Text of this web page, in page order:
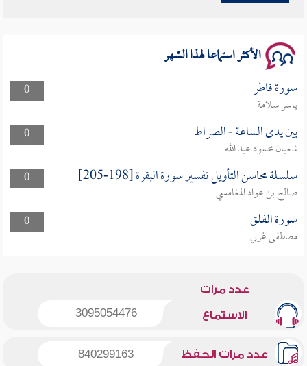
الأكثر استماعا لهذا الشهر
0 سورة فاطر
ياسر سلامة
0
بين يدى الساعة - الصراط
شعبان محمود عبد الله
0
سلسلة محاسن التأويل تفسير سورة البقرة [198-205]
صالح بن عواد المغامسي
0
سورة الفلق
مصطفى غربي
عدد مرات
الاستماع 3095054476
عدد مرات الحفظ 840299163